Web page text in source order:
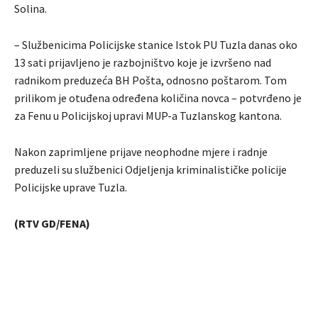
Solina.
– Službenicima Policijske stanice Istok PU Tuzla danas oko
13 sati prijavljeno je razbojništvo koje je izvršeno nad
radnikom preduzeća BH Pošta, odnosno poštarom. Tom
prilikom je otuđena određena količina novca – potvrđeno je
za Fenu u Policijskoj upravi MUP-a Tuzlanskog kantona.
Nakon zaprimljene prijave neophodne mjere i radnje
preduzeli su službenici Odjeljenja kriminalističke policije
Policijske uprave Tuzla.
(RTV GD/FENA)